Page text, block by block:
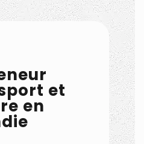
et
en